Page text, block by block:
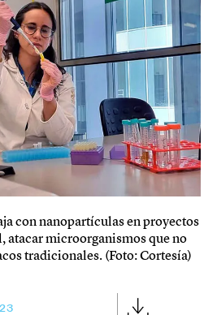
con nanopartículas en proyectos
atacar microorganismos que no
tradicionales. (Foto: Cortesía)